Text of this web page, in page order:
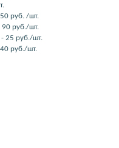
руб. /шт.
90 руб./шт.
- 25 руб./шт.
руб./шт.